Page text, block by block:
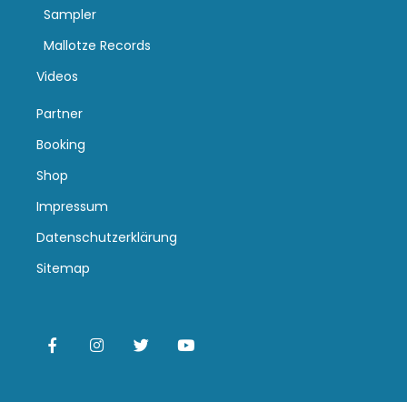
Sampler
Mallotze Records
Videos
Partner
Booking
Shop
Impressum
Datenschutzerklärung
Sitemap